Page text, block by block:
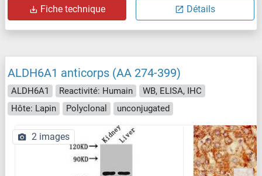
Fiche technique Détails
ALDH6A1 anticorps (AA 274-399)
ALDH6A1 Reactivité: Humain
WB, ELISA, IHC
Hôte: Lapin
Polyclonal unconjugated
2 images